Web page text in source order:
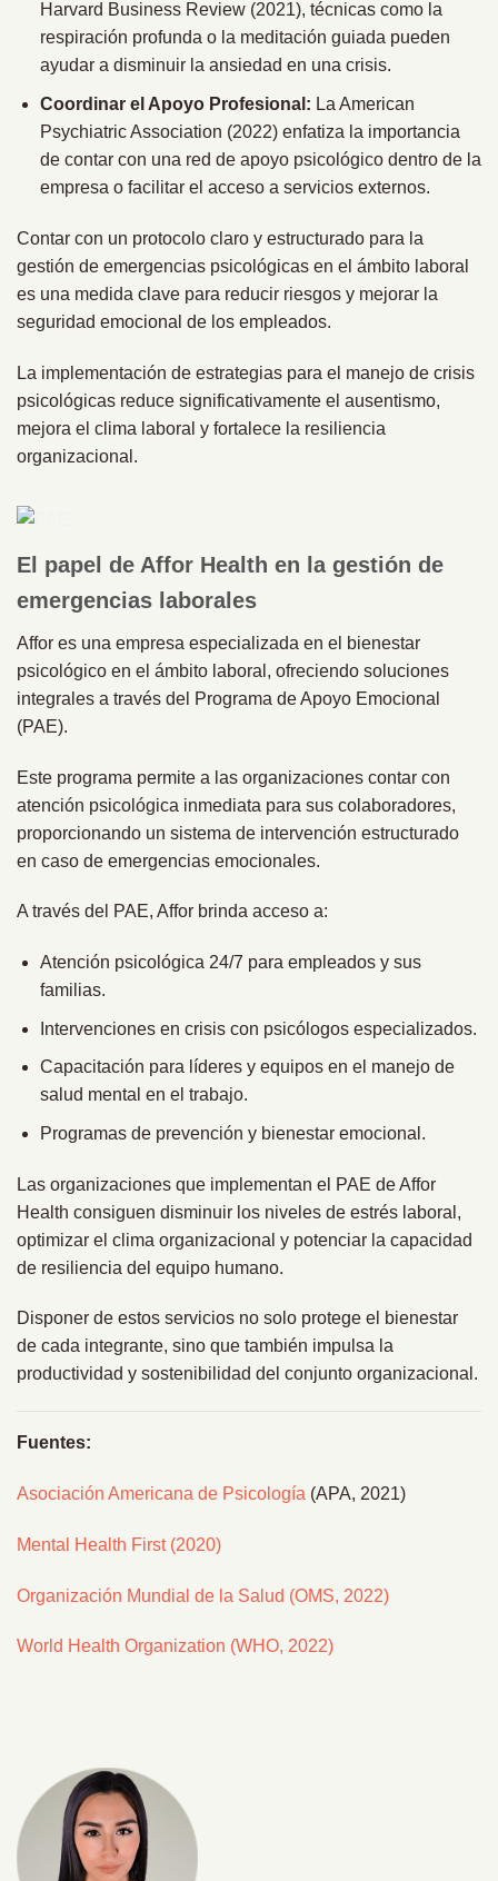
Harvard Business Review (2021), técnicas como la
respiración profunda o la meditación guiada pueden
ayudar a disminuir la ansiedad en una crisis.
Coordinar el Apoyo Profesional: La American
Psychiatric Association (2022) enfatiza la importancia
de contar con una red de apoyo psicológico dentro de la
empresa o facilitar el acceso a servicios externos.
Contar con un protocolo claro y estructurado para la
gestión de emergencias psicológicas en el ámbito laboral
es una medida clave para reducir riesgos y mejorar la
seguridad emocional de los empleados.
La implementación de estrategias para el manejo de crisis
psicológicas reduce significativamente el ausentismo,
mejora el clima laboral y fortalece la resiliencia
organizacional.
El papel de Affor Health en la gestión de
emergencias laborales
Affor es una empresa especializada en el bienestar
psicológico en el ámbito laboral, ofreciendo soluciones
integrales a través del Programa de Apoyo Emocional
(PAE).
Este programa permite a las organizaciones contar con
atención psicológica inmediata para sus colaboradores,
proporcionando un sistema de intervención estructurado
en caso de emergencias emocionales.
A través del PAE, Affor brinda acceso a:
Atención psicológica 24/7 para empleados y sus
familias.
Intervenciones en crisis con psicólogos especializados.
Capacitación para líderes y equipos en el manejo de
salud mental en el trabajo.
Programas de prevención y bienestar emocional.
Las organizaciones que implementan el PAE de Affor
Health consiguen disminuir los niveles de estrés laboral,
optimizar el clima organizacional y potenciar la capacidad
de resiliencia del equipo humano.
Disponer de estos servicios no solo protege el bienestar
de cada integrante, sino que también impulsa la
productividad y sostenibilidad del conjunto organizacional.
Fuentes:
Asociación Americana de Psicología (APA, 2021)
Mental Health First (2020)
Organización Mundial de la Salud (OMS, 2022)
World Health Organization (WHO, 2022)